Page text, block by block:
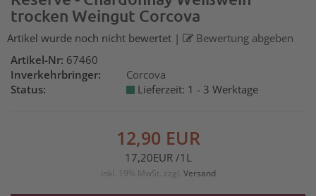
trocken Weingut Corcova
Artikel wurde noch nicht bewertet |
Bewertung abgeben
Artikel-Nr: 67460
Inverkehrbringer:
Corcova
Status:
Lieferzeit: 1 - 3 Werktage
12,90 EUR
17,20EUR /1L
inkl. 19% MwSt. zzgl. Versand